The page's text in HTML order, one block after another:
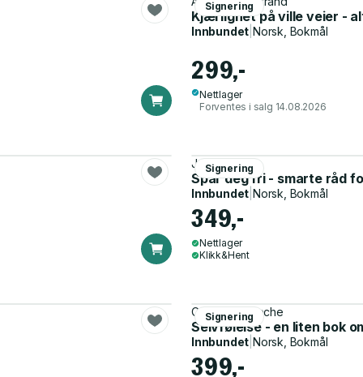
Signering
Kjærlighet på ville veier -
Innbundet |Norsk, Bokmål
299,-
Nettlager
Forventes i salg 14.08.2026
Signering
Jenny Lund
Spar deg fri - smarte råd
Innbundet |Norsk, Bokmål
349,-
Nettlager
Klikk&Hent
Signering
Cecilie Benneche
Selvfølelse - en liten bok
Innbundet |Norsk, Bokmål
399,-